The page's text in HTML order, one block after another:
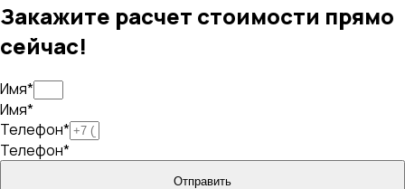
Закажите расчет стоимости прямо
сейчас!
Имя*
Имя*
Телефон*
Телефон*
Отправить